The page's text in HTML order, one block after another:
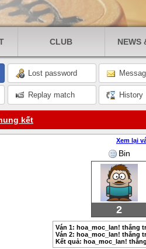
CLUB NEWS
Lost password
Replay match History
kết
Xem lại
Bin
2
Ván 1: hoa_moc_lan! thắng
Ván 2: hoa_moc_lan! thắng
Kết quả: hoa_moc_lan! thắng